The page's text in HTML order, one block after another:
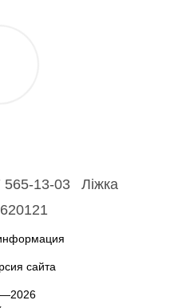
565-13-03
Ліжка
сайта